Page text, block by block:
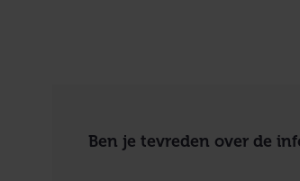
Ben je tevreden over de